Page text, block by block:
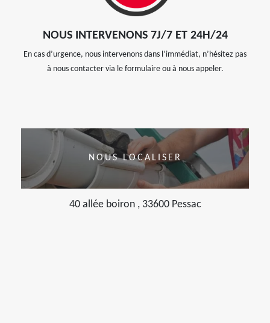
NOUS INTERVENONS 7J/7 ET 24H/24
En cas d’urgence, nous intervenons dans l’immédiat, n’hésitez pas
à nous contacter via le formulaire ou à nous appeler.
NOUS LOCALISER
40 allée boiron , 33600 Pessac